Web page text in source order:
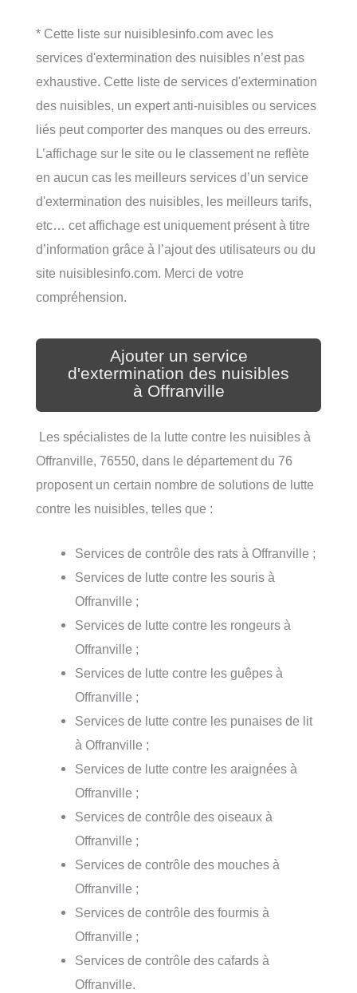
* Cette liste sur nuisiblesinfo.com avec les
services d'extermination des nuisibles n’est pas
exhaustive. Cette liste de services d'extermination
des nuisibles, un expert anti-nuisibles ou services
liés peut comporter des manques ou des erreurs.
L’affichage sur le site ou le classement ne reflète
en aucun cas les meilleurs services d’un service
d'extermination des nuisibles, les meilleurs tarifs,
etc… cet affichage est uniquement présent à titre
d’information grâce à l’ajout des utilisateurs ou du
site nuisiblesinfo.com. Merci de votre
compréhension.
Ajouter un service
d'extermination des nuisibles
à Offranville
Les spécialistes de la lutte contre les nuisibles à
Offranville, 76550, dans le département du 76
proposent un certain nombre de solutions de lutte
contre les nuisibles, telles que :
Services de contrôle des rats à Offranville ;
Services de lutte contre les souris à
Offranville ;
Services de lutte contre les rongeurs à
Offranville ;
Services de lutte contre les guêpes à
Offranville ;
Services de lutte contre les punaises de lit
à Offranville ;
Services de lutte contre les araignées à
Offranville ;
Services de contrôle des oiseaux à
Offranville ;
Services de contrôle des mouches à
Offranville ;
Services de contrôle des fourmis à
Offranville ;
Services de contrôle des cafards à
Offranville.